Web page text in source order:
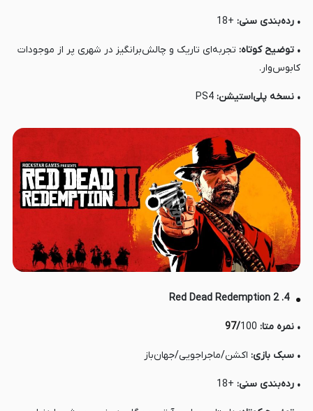
• رده‌بندی سنی: +18
• توضیح کوتاه: تجربه‌ای تاریک و چالش‌برانگیز در شهری پر از موجودات
کابوس‌وار.
• نسخه پلی‌استیشن: PS4
4. Red Dead Redemption 2
• نمره متا: 97/100
• سبک بازی: اکشن/ماجراجویی/جهان‌باز
• رده‌بندی سنی: +18